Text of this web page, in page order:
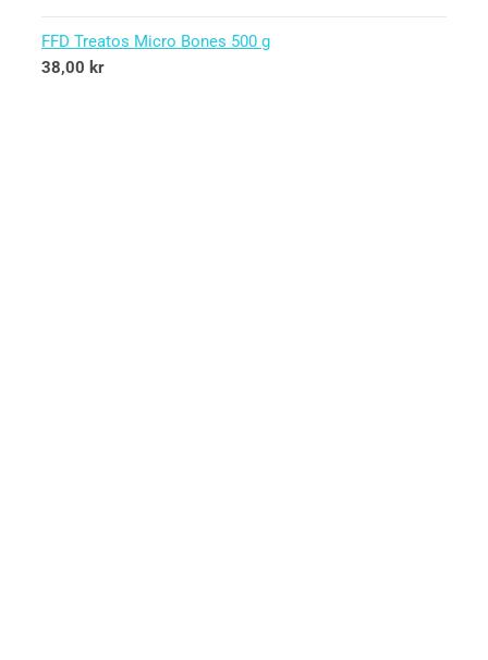
FFD Treatos Micro Bones 500 g
38,00 kr